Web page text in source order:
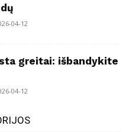
04-12
greitai: išbandykite
04-12